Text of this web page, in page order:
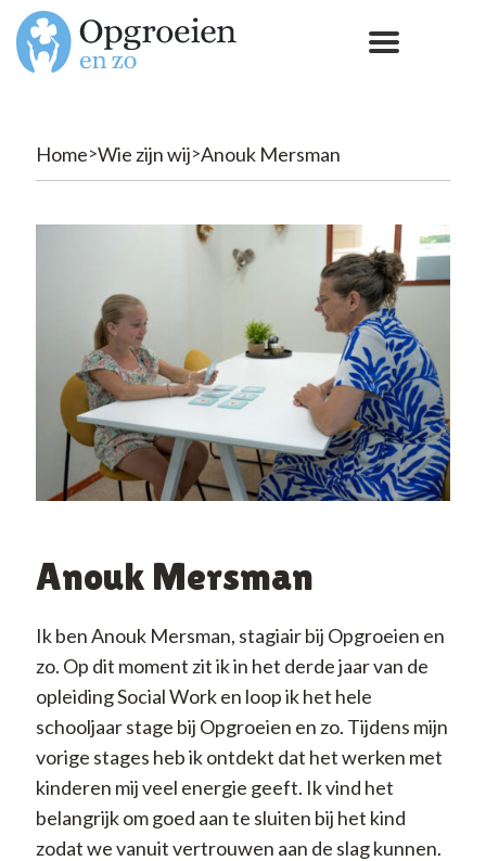
Home>Wie zijn wij>Anouk Mersman
Anouk Mersman
Ik ben Anouk Mersman, stagiair bij Opgroeien en
zo. Op dit moment zit ik in het derde jaar van de
opleiding Social Work en loop ik het hele
schooljaar stage bij Opgroeien en zo. Tijdens mijn
vorige stages heb ik ontdekt dat het werken met
kinderen mij veel energie geeft. Ik vind het
belangrijk om goed aan te sluiten bij het kind
zodat we vanuit vertrouwen aan de slag kunnen.